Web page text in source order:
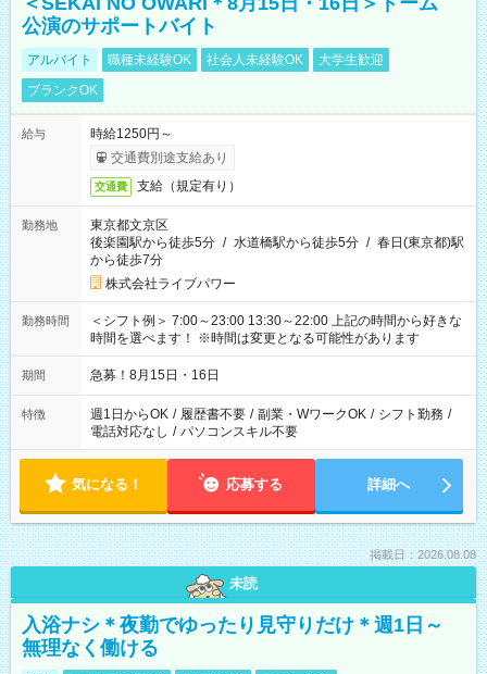
公演のサポートバイト
アルバイト 職種未経験OK 社会人未経験OK
大学生歓迎
ブランクOK
給与
時給1250円～
交通費別途支給あり
交通費 支給（規定有り）
勤務地
東京都文京区
後楽園駅から徒歩5分 / 水道橋駅から徒歩5分 / 春日(東京都)駅
から徒歩7分
株式会社ライブパワー
勤務時間
＜シフト例＞ 7:00～23:00 13:30～22:00 上記の時間から好きな
時間を選べます！ ※時間は変更となる可能性があります
期間 急募！8月15日・16日
特徴 週1日からOK / 履歴書不要 / 副業・WワークOK / シフト勤務 /
電話対応なし / パソコンスキル不要
気になる！ 応募する 詳細へ
掲載日：2026.08.08
未読
入浴ナシ＊夜勤でゆったり見守りだけ＊週1日～
無理なく働ける